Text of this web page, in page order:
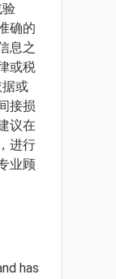
确的
息之
或税
或
接损
议在
进行
业顾
has